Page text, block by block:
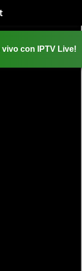
con IPTV Live!